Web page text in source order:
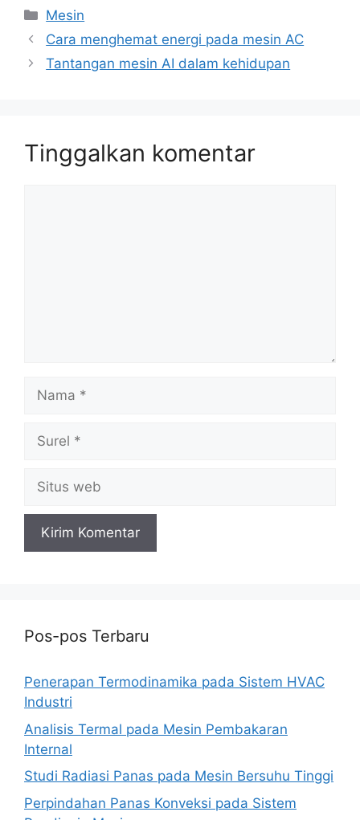
Kategori
Mesin
Cara menghemat energi pada mesin AC
Tantangan mesin AI dalam kehidupan
Tinggalkan komentar
Nama
Surel
Situs
web
Pos-pos Terbaru
Penerapan Termodinamika pada Sistem HVAC
Industri
Analisis Termal pada Mesin Pembakaran
Internal
Studi Radiasi Panas pada Mesin Bersuhu Tinggi
Perpindahan Panas Konveksi pada Sistem